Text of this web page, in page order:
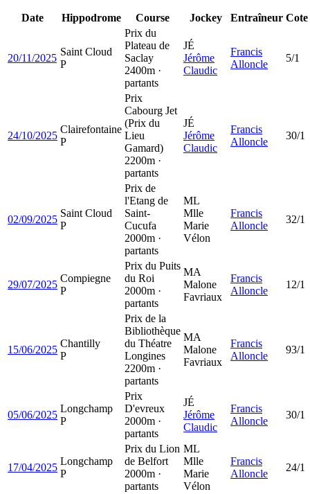
Date Hippodrome Course Jockey Entraîneur Cote
20/11/2025
Saint Cloud
P
Prix du
Plateau de
Saclay
2400m ·
partants
JÉ
Jérôme
Claudic
Francis
Alloncle
5/1
24/10/2025
Clairefontaine
P
Prix
Cabourg Jet
(Prix du
Lieu
Gamard)
2200m ·
partants
JÉ
Jérôme
Claudic
Francis
Alloncle
30/1
02/09/2025
Saint Cloud
P
Prix de
l'Etang de
Saint-
Cucufa
2000m ·
partants
ML
Mlle
Marie
Vélon
Francis
Alloncle
32/1
29/07/2025
Compiegne
P
Prix du Puits
du Roi
2000m ·
partants
MA
Malone
Favriaux
Francis
Alloncle
12/1
15/06/2025
Chantilly
P
Prix de la
Bibliothèque
du Théatre
Longines
2200m ·
partants
MA
Malone
Favriaux
Francis
Alloncle
93/1
05/06/2025
Longchamp
P
Prix
D'evreux
2000m ·
partants
JÉ
Jérôme
Claudic
Francis
Alloncle
30/1
17/04/2025
Longchamp
P
Prix du Lion
de Belfort
2000m ·
partants
ML
Mlle
Marie
Vélon
Francis
Alloncle
24/1